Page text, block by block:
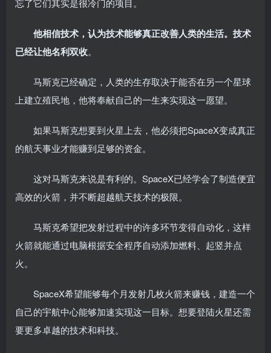
忘了它们其实是很冷门的项目。
他相信技术，认为技术能够真正改善人类的生活。技术
已经让他名利双收。
马斯克已经确定，人类的生存取决于能否在另一个星球
上建立殖民地，他将奉献自己的一生来实现这一愿望。
如果马斯克想要到火星上去，他必须把SpaceX变成真正
的航天事业才能赚到足够的资金。
这对马斯克来说是有利的。SpaceX已经学会了制造便宜
高效的火箭，并不断超越航天技术的极限。
马斯克希望把发射过程中的许多环节变得自动化，这样
火箭就能通过电脑根据安全程序自动添加燃料、起竖并点
火。
SpaceX希望能够每个月发射几枚火箭来赚钱，建造一个
自己的宇航中心能够加速实现这一目标。想要登陆火星还需
要更多卓越的技术和科技。